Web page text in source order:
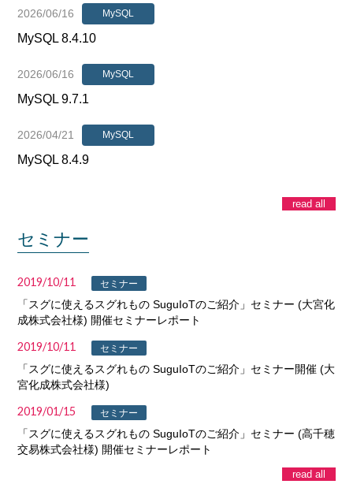
2026/06/16 MySQL
MySQL 8.4.10
2026/06/16 MySQL
MySQL 9.7.1
2026/04/21 MySQL
MySQL 8.4.9
read all
セミナー
2019/10/11 セミナー
「スグに使えるスグれもの SuguIoTのご紹介」セミナー (大宮化
成株式会社様) 開催セミナーレポート
2019/10/11 セミナー
「スグに使えるスグれもの SuguIoTのご紹介」セミナー開催 (大
宮化成株式会社様)
2019/01/15 セミナー
「スグに使えるスグれもの SuguIoTのご紹介」セミナー (高千穂
交易株式会社様) 開催セミナーレポート
read all